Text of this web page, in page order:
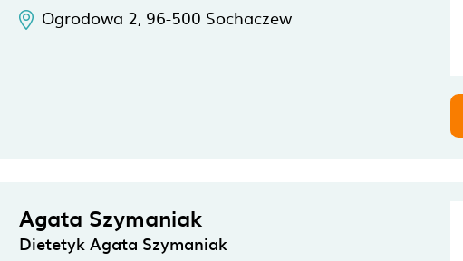
Ogrodowa 2, 96-500 Sochaczew
Agata Szymaniak
Dietetyk Agata Szymaniak